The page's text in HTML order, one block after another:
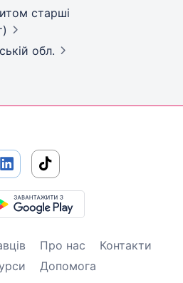
старші
обл.
Про нас
Контакти
Допомога